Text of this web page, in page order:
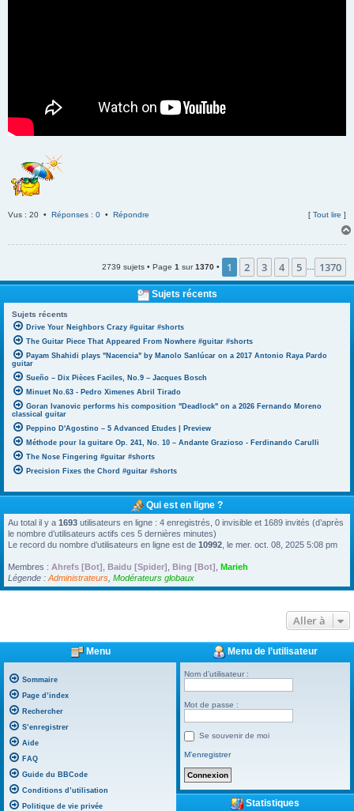
Vus : 20 • Réponses : 0 • Répondre [ Tout lire ]
2739 sujets • Page 1 sur1370 • 1 2 3 4 5 1370
Sujets récents
Sujets récents
Drive Your Neighbors Crazy #guitar #shorts
The Guitar Piece That Appeared From Nowhere #guitar #shorts
Payam Shahidi plays "Nacencia" by Manolo Sanlúcar on a 2017 Antonio Raya Pardo
guitar
Sueño – Dix Pièces Faciles, No.9 – Jacques Bosch
Minuet No.63 - Pedro Ximenes Abril Tirado
Goran Ivanovic performs his composition "Deadlock" on a 2026 Fernando Moreno
classical guitar
Peppino D'Agostino – 5 Advanced Etudes | Preview
Méthode pour la guitare Op. 241, No. 10 – Andante Grazioso - Ferdinando Carulli
The Nose Fingering #guitar #shorts
Precision Fixes the Chord #guitar #shorts
Qui est en ligne ?
Au total il y a 1693 utilisateurs en ligne : 4 enregistrés, 0 invisible et 1689 invités (d’après
le nombre d’utilisateurs actifs ces 5 dernières minutes)
Le record du nombre d’utilisateurs en ligne est de 10992 , le mer. oct. 08, 2025 5:08 pm
Membres : Ahrefs [Bot] Baidu [Spider] Bing [Bot] Marieh
Légende : Administrateurs Modérateurs globaux
Aller à
Menu
Sommaire
Page d’index
Rechercher
S’enregistrer
Aide
FAQ
Guide du BBCode
Conditions d’utilisation
Politique de vie privée
Menu de l’utilisateur
Nom d’utilisateur :
Mot de passe :
Se souvenir de moi
M’enregistrer
Statistiques